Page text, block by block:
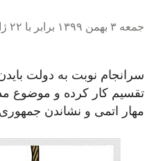
جمعه ۳ بهمن ۱۳۹۹ برابر با ۲۲ ژانویه ۲۰۲۱
سرانجام نوبت به دولت
تقسیم کار کرده و موضوع
مهار اتمی و نشاندن